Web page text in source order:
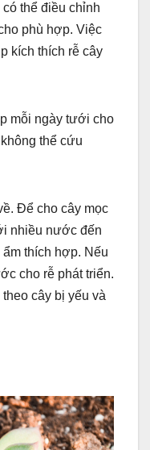
thể điều chỉnh
phù hợp. Việc
kích thích rễ cây
mỗi ngày tưới cho
thể cứu
Để cho cây mọc
nhiều nước đến
ẩm thích hợp. Nếu
cho rễ phát triển.
cây bị yếu và